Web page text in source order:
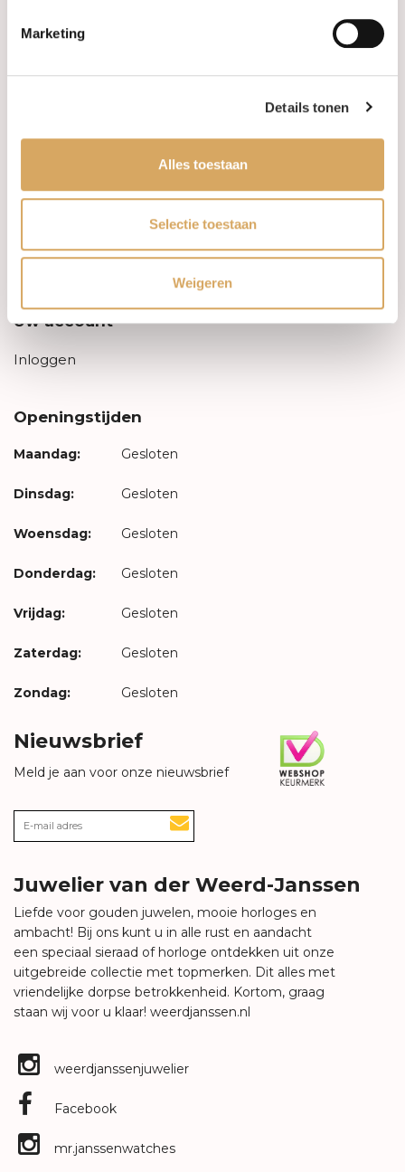
Marketing
Details tonen
Alles toestaan
Selectie toestaan
Weigeren
Leveringsvoorwaarden
Privacy Policy
Uw account
Inloggen
Openingstijden
Maandag: Gesloten
Dinsdag: Gesloten
Woensdag: Gesloten
Donderdag: Gesloten
Vrijdag: Gesloten
Zaterdag: Gesloten
Zondag: Gesloten
Nieuwsbrief
Meld je aan voor onze nieuwsbrief
Juwelier van der Weerd-Janssen
Liefde voor gouden juwelen, mooie horloges en
ambacht! Bij ons kunt u in alle rust en aandacht
een speciaal sieraad of horloge ontdekken uit onze
uitgebreide collectie met topmerken. Dit alles met
vriendelijke dorpse betrokkenheid. Kortom, graag
staan wij voor u klaar! weerdjanssen.nl
weerdjanssenjuwelier
Facebook
mr.janssenwatches